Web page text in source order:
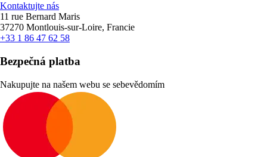
Kontaktujte nás
11 rue Bernard Maris
37270 Montlouis-sur-Loire, Francie
+33 1 86 47 62 58
Bezpečná platba
Nakupujte na našem webu se sebevědomím